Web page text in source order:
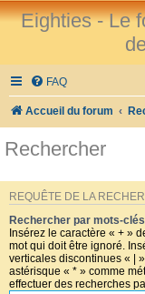
Eighties - Le
FAQ
Accueil du forum
Rechercher
REQUÊTE DE LA
Rechercher par mots-
Insérez le caractère « + »
mot qui doit être ignoré.
verticales discontinues « |
astérisque « * » comme
effectuer des recherches